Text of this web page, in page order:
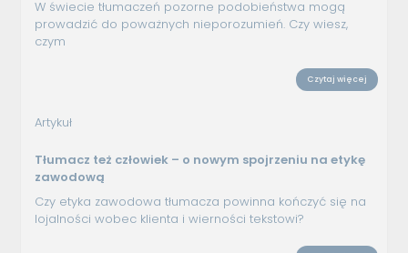
W świecie tłumaczeń pozorne podobieństwa mogą
prowadzić do poważnych nieporozumień. Czy wiesz,
czym
Czytaj więcej
Artykuł
Tłumacz też człowiek – o nowym spojrzeniu na etykę
zawodową
Czy etyka zawodowa tłumacza powinna kończyć się na
lojalności wobec klienta i wierności tekstowi?